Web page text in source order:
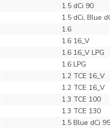
1.5 dCi 90
1.5 dCi, Blue
1.6
1.6 16_V
1.6 16_V LPG
1.6 LPG
1.2 TCE 16_V
1.2 TCE 16_V
1.3 TCE 100
1.3 TCE 130
1.5 Blue dCi 95